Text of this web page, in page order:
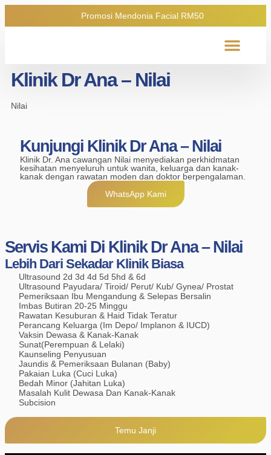
Promosi Mendonia Facial RM50
Klinik Dr Ana – Nilai
Nilai
Kunjungi Klinik Dr Ana – Nilai
Klinik Dr. Ana cawangan Nilai menyediakan perkhidmatan
kesihatan menyeluruh untuk wanita, keluarga dan kanak-
kanak dengan rawatan moden dan doktor berpengalaman.
WhatsApp Kami
Servis Kami Di Klinik Dr Ana – Nilai
Lebih Dari Sekadar Klinik Biasa
Ultrasound 2d 3d 4d 5d 5hd & 6d
Ultrasound Payudara/ Tiroid/ Perut/ Kub/ Gynea/ Prostat
Pemeriksaan Ibu Mengandung & Selepas Bersalin
Imbas Butiran 20-25 Minggu
Rawatan Kesuburan & Haid Tidak Teratur
Perancang Keluarga (Im Depo/ Implanon & IUCD)
Vaksin Dewasa & Kanak-Kanak
Sunat(Perempuan & Lelaki)
Kaunseling Penyusuan
Jaundis & Pemeriksaan Bulanan (Baby)
Pakaian Luka (Cuci Luka)
Bedah Minor (Jahitan Luka)
Masalah Kulit Dewasa Dan Kanak-Kanak
Subcision
Temu Janji